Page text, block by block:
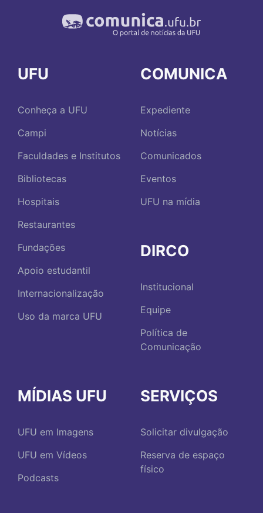
UFU
Conheça a UFU
Campi
Faculdades e Institutos
Bibliotecas
Hospitais
Restaurantes
Fundações
Apoio estudantil
Internacionalização
Uso da marca UFU
COMUNICA
Expediente
Notícias
Comunicados
Eventos
UFU na mídia
DIRCO
Institucional
Equipe
Política de
Comunicação
MÍDIAS UFU
UFU em Imagens
UFU em Vídeos
Podcasts
SERVIÇOS
Solicitar divulgação
Reserva de espaço
físico